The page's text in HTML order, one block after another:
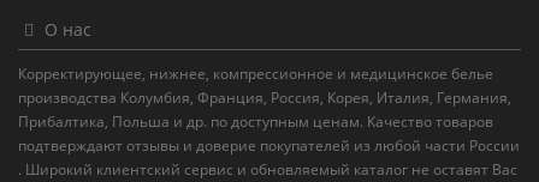
О нас
Корректирующее, нижнее, компрессионное и медицинское белье
производства Колумбия, Франция, Россия, Корея, Италия, Германия,
Прибалтика, Польша и др. по доступным ценам. Качество товаров
подтверждают отзывы и доверие покупателей из любой части России
. Широкий клиентский сервис и обновляемый каталог не оставят Вас